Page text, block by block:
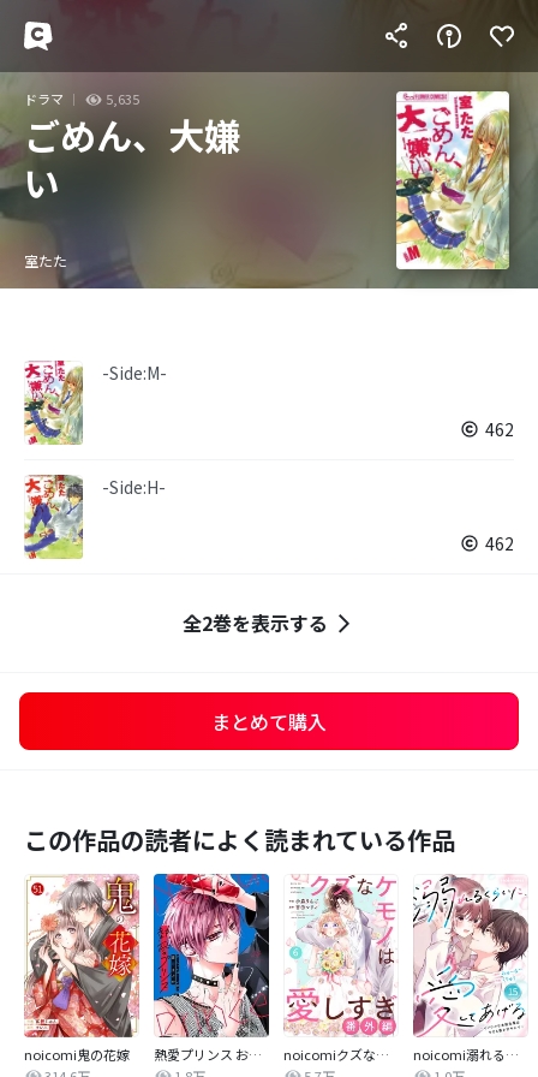
ドラマ 5,635
ごめん、大嫌
い
室たた
-Side:M-
462
-Side:H-
462
全2巻を表示する
まとめて購入
この作品の読者によく読まれている作品
noicomi鬼の花嫁
熱愛プリンス お兄ちゃんはキミが好き
noicomiクズなケモノは愛しすぎ
noicomi溺れるくらいに、愛してあげる～イジワルな未紘先輩は今日も番を甘やかす～